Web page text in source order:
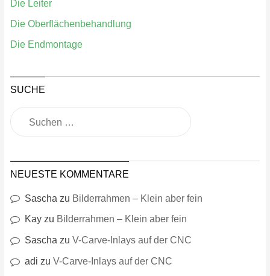
Die Leiter
Die Oberflächenbehandlung
Die Endmontage
SUCHE
NEUESTE KOMMENTARE
Sascha zu Bilderrahmen – Klein aber fein
Kayzu Bilderrahmen – Klein aber fein
Sascha zu V-Carve-Inlays auf der CNC
adi zu V-Carve-Inlays auf der CNC